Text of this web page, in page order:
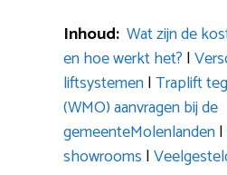
Inhoud: Wat zijn de
en hoe werkt het? |
liftsystemen|Traplift
(WMO) aanvragen bij de
gemeenteMolenlanden|
showrooms |